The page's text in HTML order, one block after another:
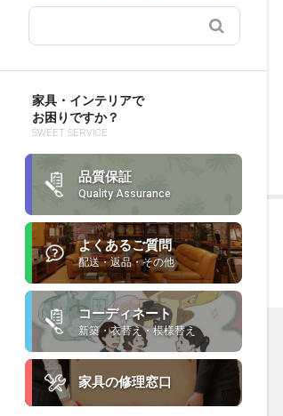
家具・インテリアで
お困りですか？
SWEET SERVICE
品質保証
Quality Assurance
よくあるご質問
配送・返品・その他
コーディネート
新築・衣替え・模様替え
家具の修理窓口